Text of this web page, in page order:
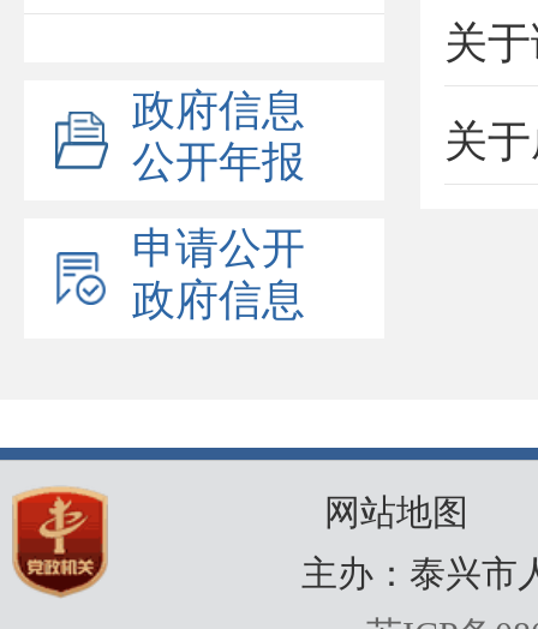
政府信息
公开年报
申请公开
政府信息
网站地图
主办：泰兴市